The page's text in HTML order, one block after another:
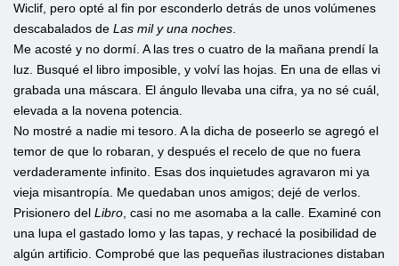
Wiclif, pero opté al fin por esconderlo detrás de unos volúmenes
descabalados de Las mil y una noches
Me acosté y no dormí. A las tres o cuatro de la mañana prendí la
luz. Busqué el libro imposible, y volví las hojas. En una de ellas vi
grabada una máscara. El ángulo llevaba una cifra, ya no sé cuál,
elevada a la novena potencia.
No mostré a nadie mi tesoro. A la dicha de poseerlo se agregó el
temor de que lo robaran, y después el recelo de que no fuera
verdaderamente infinito. Esas dos inquietudes agravaron mi ya
vieja misantropía. Me quedaban unos amigos; dejé de verlos.
Prisionero del Libro , casi no me asomaba a la calle. Examiné con
una lupa el gastado lomo y las tapas, y rechacé la posibilidad de
algún artificio. Comprobé que las pequeñas ilustraciones distaban